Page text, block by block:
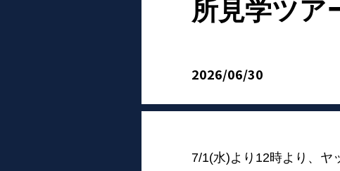
所見学ツア
2026/06/30
7/1(水)より12時より、ヤ